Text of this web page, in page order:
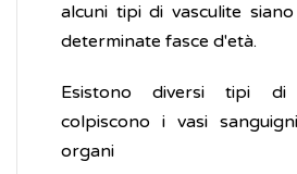
alcuni tipi di vasculite
determinate fasce d'età.
Esistono diversi tipi di
colpiscono i vasi
organi